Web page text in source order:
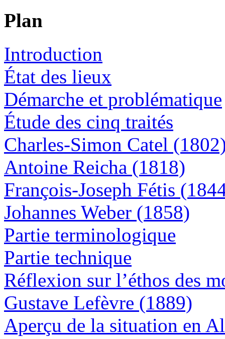
Plan
Introduction
État des lieux
Démarche et problématique
Étude des cinq traités
Charles-Simon Catel
Antoine Reicha (1818)
François-Joseph Fétis
Johannes Weber (1858)
Partie terminologique
Partie technique
Réflexion sur l’éthos des
Gustave Lefèvre (1889)
Aperçu de la situation en